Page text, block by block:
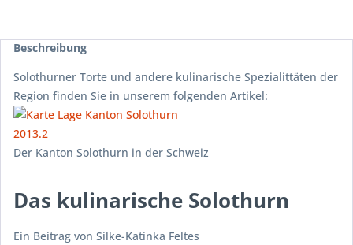
Beschreibung
Solothurner Torte und andere kulinarische Spezialittäten der
Region finden Sie in unserem folgenden Artikel:
Der Kanton Solothurn in der Schweiz
Das kulinarische Solothurn
Ein Beitrag von Silke-Katinka Feltes